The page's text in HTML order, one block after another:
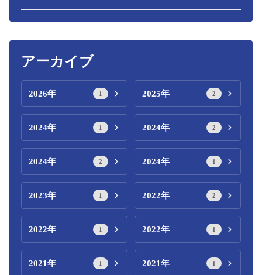
アーカイブ
2026年 1 2025年 2
2024年 1 2024年 2
2024年 2 2024年 1
2023年 1 2022年 2
2022年 1 2022年 1
2021年 1 2021年 1